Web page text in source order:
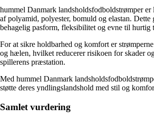
hummel Danmark landsholdsfodboldstrømper er
af polyamid, polyester, bomuld og elastan. Dette
behagelig pasform, fleksibilitet og evne til hurtig
For at sikre holdbarhed og komfort er
og hælen, hvilket reducerer risikoen for skader
spillerens præstation.
Med hummel Danmark
støtte deres yndlingslandshold med stil og
Samlet vurdering